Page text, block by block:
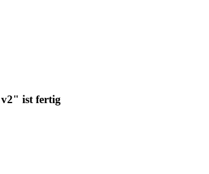
ist fertig